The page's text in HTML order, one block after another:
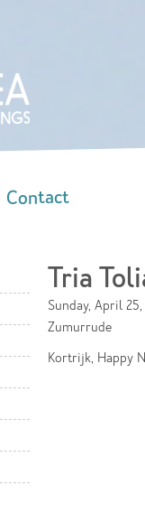
Contact
Tria
Sunday, April 25,
Zumurrude
Kortrijk, Happy